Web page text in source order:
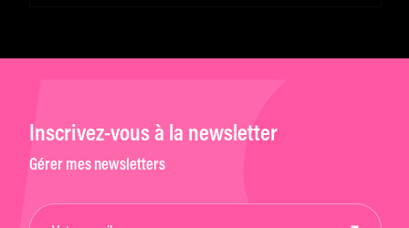
Inscrivez-vous à la newsletter
Gérer mes newsletters